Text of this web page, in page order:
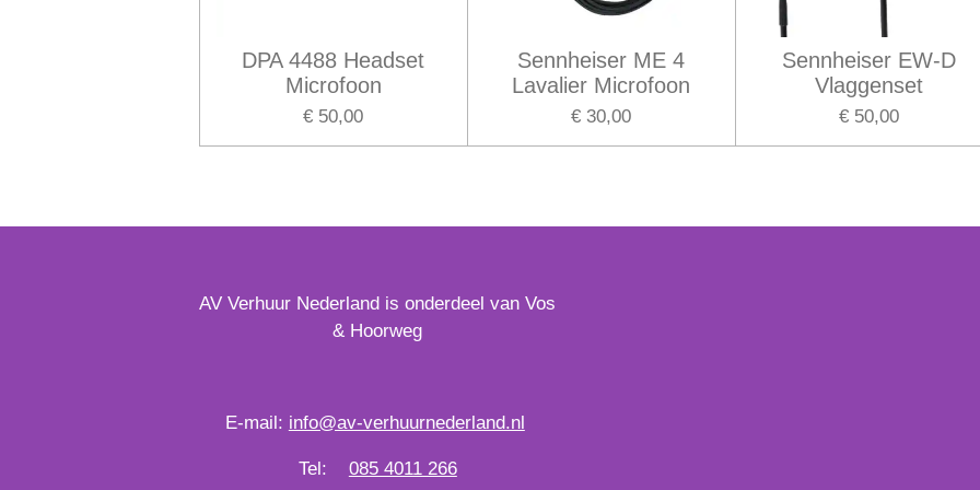
DPA 4488 Headset
Microfoon
€ 50,00
Sennheiser ME 4
Lavalier Microfoon
€ 30,00
Sennheiser EW-D
Vlaggenset
€ 50,00
AV Verhuur Nederland is onderdeel van Vos
& Hoorweg
E-mail: info@av-verhuurnederland.nl
Tel: 085 4011 266